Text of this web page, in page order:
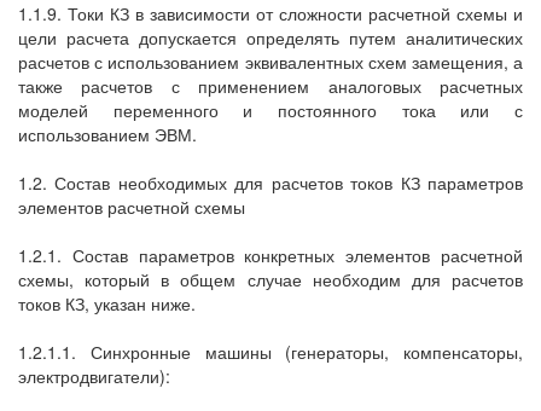
1.1.9. Токи КЗ в зависимости от сложности расчетной схемы и
цели расчета допускается определять путем аналитических
расчетов с использованием эквивалентных схем замещения, а
также расчетов с применением аналоговых расчетных
моделей переменного и постоянного тока или с
использованием ЭВМ.
1.2. Состав необходимых для расчетов токов КЗ параметров
элементов расчетной схемы
1.2.1. Состав параметров конкретных элементов расчетной
схемы, который в общем случае необходим для расчетов
токов КЗ, указан ниже.
1.2.1.1. Синхронные машины (генераторы, компенсаторы,
электродвигатели):